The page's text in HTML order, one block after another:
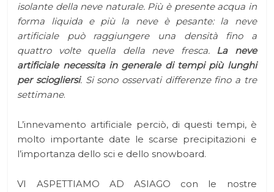
isolante della neve naturale. Più è presente acqua in
forma liquida e più la neve è pesante: la neve
artificiale può raggiungere una densità fino a
quattro volte quella della neve fresca. La neve
artificiale necessita in generale di tempi più lunghi
per sciogliersi. Si sono osservati differenze fino a tre
settimane.
L’innevamento artificiale perciò, di questi tempi, è
molto importante date le scarse precipitazioni e
l’importanza dello sci e dello snowboard.
VI ASPETTIAMO AD ASIAGO con le nostre